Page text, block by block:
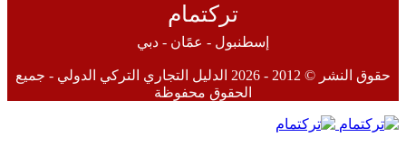
تركتمام
إسطنبول - عمًان - دبي
حقوق النشر © 2012 - 2026 الدليل التجاري التركي الدولي - جميع
الحقوق محفوظة